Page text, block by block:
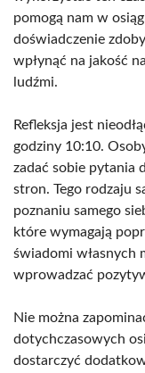
pomogą nam w
doświadczenie
wpłynąć na jakość
ludźmi.
Refleksja jest
godziny 10:10.
zadać sobie pytania
stron. Tego rodzaju
poznaniu samego
które wymagają
świadomi własnych
wprowadzać
Nie można
dotychczasowych
dostarczyć